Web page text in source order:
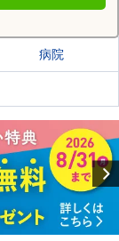
病院